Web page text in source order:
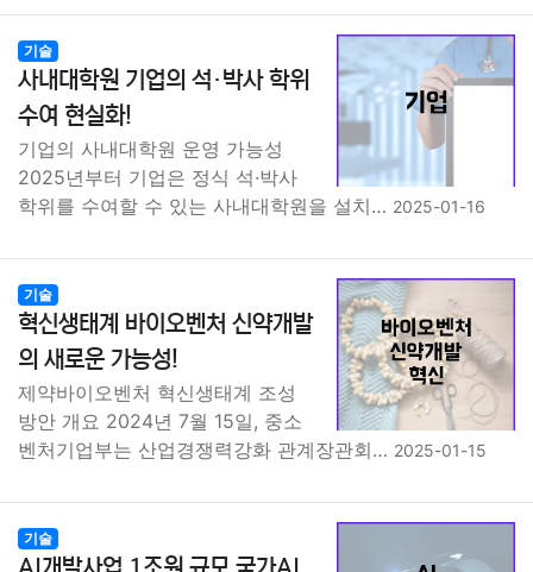
기술
사내대학원 기업의 석·박사 학위
수여 현실화!
기업의 사내대학원 운영 가능성
2025년부터 기업은 정식 석·박사
학위를 수여할 수 있는 사내대학원을 설치… 2025-01-16
기술
혁신생태계 바이오벤처 신약개발
의 새로운 가능성!
제약바이오벤처 혁신생태계 조성
방안 개요 2024년 7월 15일, 중소
벤처기업부는 산업경쟁력강화 관계장관회… 2025-01-15
기술